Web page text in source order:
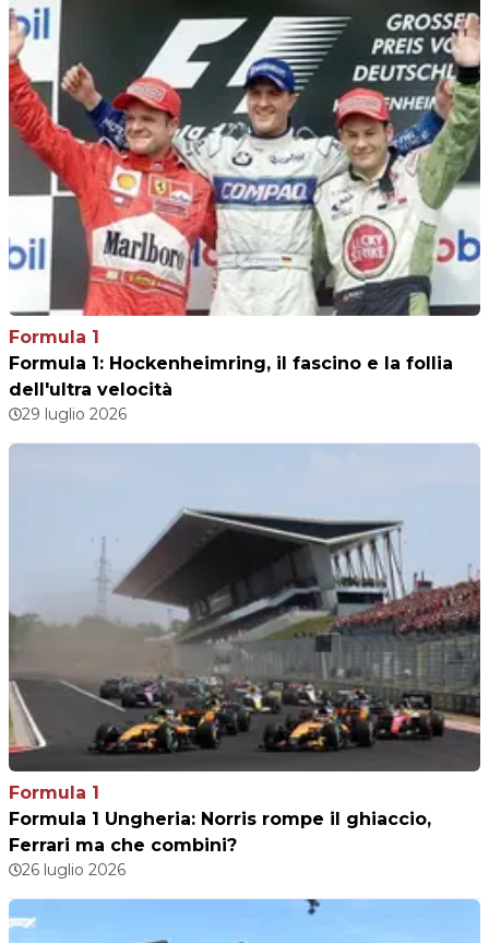
Formula 1
Formula 1: Hockenheimring, il fascino e la follia
dell'ultra velocità
29 luglio 2026
Formula 1
Formula 1 Ungheria: Norris rompe il ghiaccio,
Ferrari ma che combini?
26 luglio 2026